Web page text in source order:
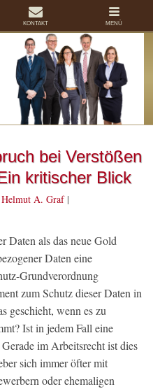
bei Verstößen
kritischer Blick
Helmut A. Graf|
Daten als das neue Gold
Daten eine
Grundverordnung
zum Schutz dieser Daten in
geschieht, wenn es zu
Ist in jedem Fall eine
im Arbeitsrecht ist dies
sich immer öfter mit
oder ehemaligen
KONTAKT MENÜ